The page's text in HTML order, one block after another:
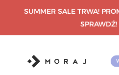
SUMMER SALE TRWA!
SPRAWDŹ!